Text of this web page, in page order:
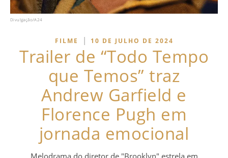
Divulgação/A24
FILME | 10 DE JULHO DE 2024
Trailer de “Todo Tempo
que Temos” traz
Andrew Garfield e
Florence Pugh em
jornada emocional